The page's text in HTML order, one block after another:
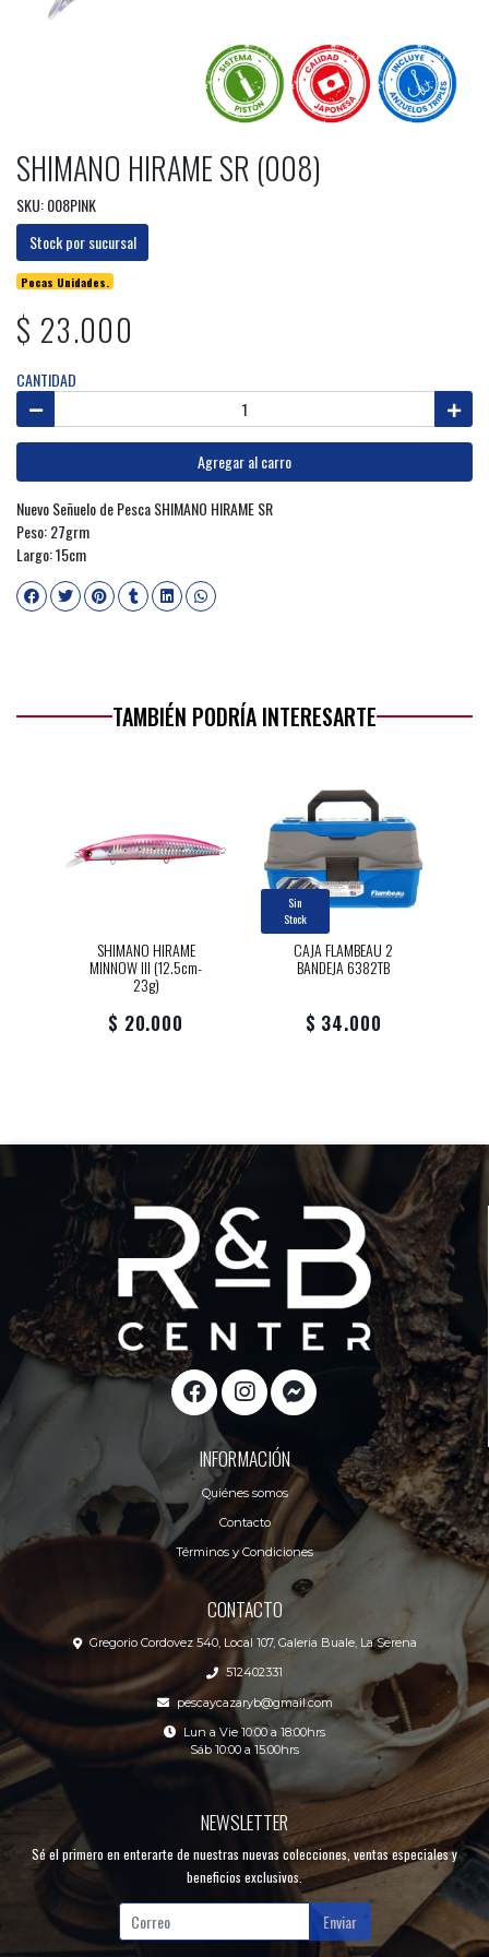
SHIMANO HIRAME SR (008)
SKU: 008PINK
Stock por sucursal
Pocas Unidades.
$ 23.000
CANTIDAD
Agregar al carro
Nuevo Señuelo de Pesca SHIMANO HIRAME SR
Peso: 27grm
Largo: 15cm
TAMBIÉN PODRÍA INTERESARTE
SHIMANO HIRAME
MINNOW III (12.5cm-
23g)
$ 20.000
Sin
Stock
CAJA FLAMBEAU 2
BANDEJA 6382TB
$ 34.000
INFORMACIÓN
Quiénes somos
Contacto
Términos y Condiciones
CONTACTO
Gregorio Cordovez 540, Local 107, Galeria Buale, La Serena
512402331
pescaycazaryb@gmail.com
Lun a Vie 10:00 a 18:00hrs
Sáb 10:00 a 15:00hrs
NEWSLETTER
Sé el primero en enterarte de nuestras nuevas colecciones, ventas especiales y
beneficios exclusivos.
Enviar